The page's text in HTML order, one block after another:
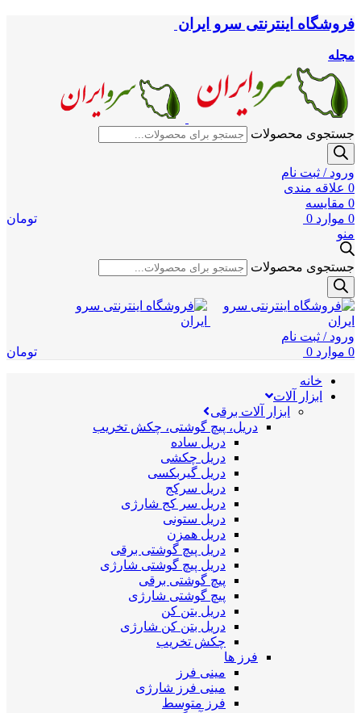
فروشگاه اینترنتی سرو ایران
مجله
جستجوی محصولات
ورود / ثبت نام
0 علاقه مندی
0 مقایسه
0 موارد 0
تومان
منو
جستجوی محصولات
ورود / ثبت نام
0 موارد 0 تومان
خانه
ابزار آلات
ابزار آلات برقی
دریل، پیچ گوشتی، چکش تخریب
دریل ساده
دریل چکشی
دریل گیربکسی
دریل سرکج
دریل سر کج شارژی
دریل ستونی
دریل همزن
دریل پیچ گوشتی برقی
دریل پیچ گوشتی شارژی
پیچ گوشتی برقی
پیچ گوشتی شارژی
دریل بتن کن
دریل بتن کن شارژی
چکش تخریب
فرز ها
مینی فرز
مینی فرز شارژی
فرز متوسط